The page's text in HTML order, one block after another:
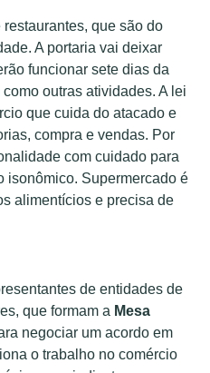
que são do
A portaria vai deixar
funcionar sete dias da
outras atividades. A lei
que cuida do atacado e
compra e vendas. Por
com cuidado para
isonômico. Supermercado é
alimentícios e precisa de
de entidades de
que formam a Mesa
negociar um acordo em
o trabalho no comércio